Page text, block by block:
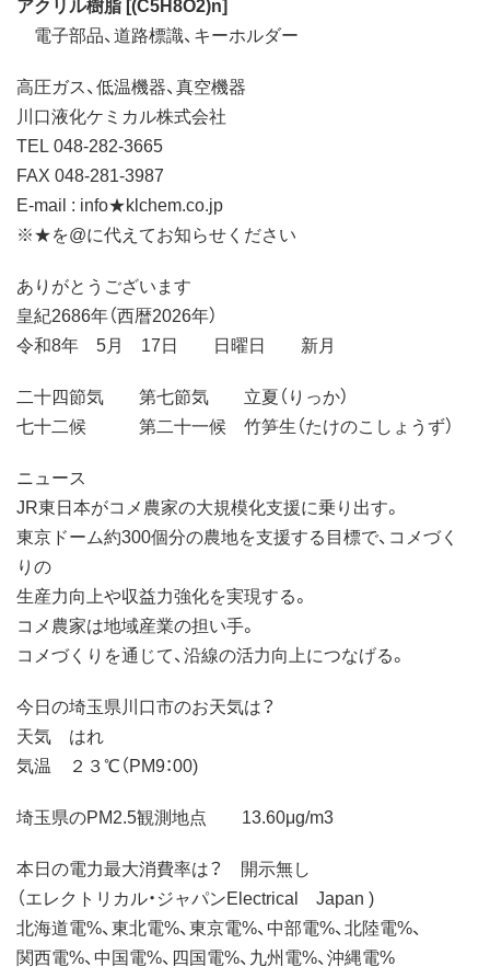
電子部品、道路標識、キーホルダー
高圧ガス、低温機器、真空機器
川口液化ケミカル株式会社
TEL 048-282-3665
FAX 048-281-3987
E-mail : info★klchem.co.jp
※★を@に代えてお知らせください
ありがとうございます
皇紀2686年（西暦2026年）
令和8年 5月 17日 日曜日 新月
二十四節気 第七節気 立夏（りっか）
七十二候 第二十一候 竹笋生（たけのこしょうず）
ニュース
JR東日本がコメ農家の大規模化支援に乗り出す。
東京ドーム約300個分の農地を支援する目標で、コメづく
りの
生産力向上や収益力強化を実現する。
コメ農家は地域産業の担い手。
コメづくりを通じて、沿線の活力向上につなげる。
今日の埼玉県川口市のお天気は？
天気 はれ
気温 ２３℃（PM9：00)
埼玉県のPM2.5観測地点 13.60μg/m3
本日の電力最大消費率は？ 開示無し
（エレクトリカル・ジャパンElectrical Japan )
北海道電%、東北電%、東京電%、中部電%、北陸電%、
関西電%、中国電%、四国電%、九州電%、沖縄電%